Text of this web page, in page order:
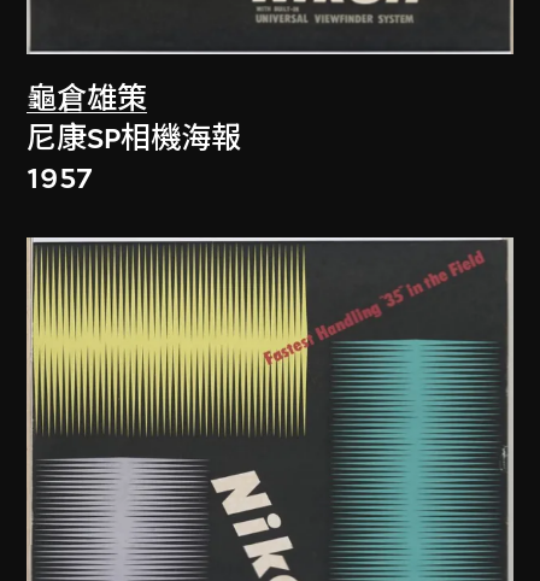
龜倉雄策
尼康SP相機海報
1957